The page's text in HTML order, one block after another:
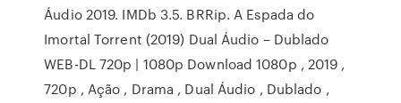
Áudio 2019. IMDb 3.5. BRRip. A Espada do
Imortal Torrent (2019) Dual Áudio – Dublado
WEB-DL 720p | 1080p Download 1080p , 2019 ,
720p , Ação , Drama , Dual Áudio , Dublado ,